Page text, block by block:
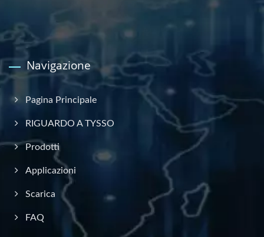
Navigazione
Pagina Principale
RIGUARDO A TYSSO
Prodotti
Applicazioni
Scarica
FAQ